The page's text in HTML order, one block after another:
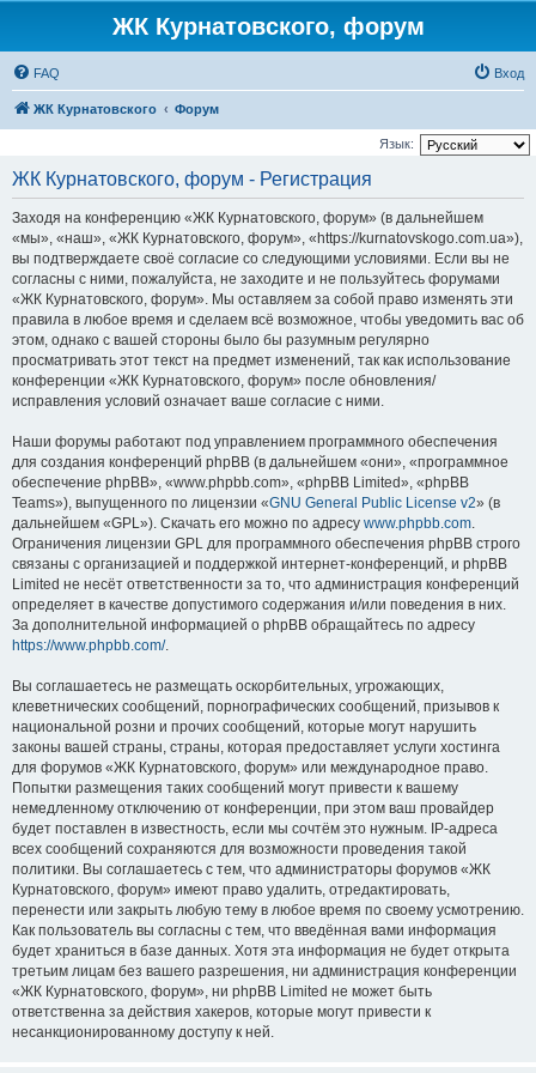
ЖК Курнатовского, форум
FAQ Вход
ЖК Курнатовского Форум
Язык:
ЖК Курнатовского, форум - Регистрация
Заходя на конференцию «ЖК Курнатовского, форум» (в дальнейшем
«мы», «наш», «ЖК Курнатовского, форум», «https://kurnatovskogo.com.ua»),
вы подтверждаете своё согласие со следующими условиями. Если вы не
согласны с ними, пожалуйста, не заходите и не пользуйтесь форумами
«ЖК Курнатовского, форум». Мы оставляем за собой право изменять эти
правила в любое время и сделаем всё возможное, чтобы уведомить вас об
этом, однако с вашей стороны было бы разумным регулярно
просматривать этот текст на предмет изменений, так как использование
конференции «ЖК Курнатовского, форум» после обновления/
исправления условий означает ваше согласие с ними.
Наши форумы работают под управлением программного обеспечения
для создания конференций phpBB (в дальнейшем «они», «программное
обеспечение phpBB», «www.phpbb.com», «phpBB Limited», «phpBB
Teams»), выпущенного по лицензии «GNU General Public License v2» (в
дальнейшем «GPL»). Скачать его можно по адресу www.phpbb.com.
Ограничения лицензии GPL для программного обеспечения phpBB строго
связаны с организацией и поддержкой интернет-конференций, и phpBB
Limited не несёт ответственности за то, что администрация конференций
определяет в качестве допустимого содержания и/или поведения в них.
За дополнительной информацией о phpBB обращайтесь по адресу
https://www.phpbb.com/.
Вы соглашаетесь не размещать оскорбительных, угрожающих,
клеветнических сообщений, порнографических сообщений, призывов к
национальной розни и прочих сообщений, которые могут нарушить
законы вашей страны, страны, которая предоставляет услуги хостинга
для форумов «ЖК Курнатовского, форум» или международное право.
Попытки размещения таких сообщений могут привести к вашему
немедленному отключению от конференции, при этом ваш провайдер
будет поставлен в известность, если мы сочтём это нужным. IP-адреса
всех сообщений сохраняются для возможности проведения такой
политики. Вы соглашаетесь с тем, что администраторы форумов «ЖК
Курнатовского, форум» имеют право удалить, отредактировать,
перенести или закрыть любую тему в любое время по своему усмотрению.
Как пользователь вы согласны с тем, что введённая вами информация
будет храниться в базе данных. Хотя эта информация не будет открыта
третьим лицам без вашего разрешения, ни администрация конференции
«ЖК Курнатовского, форум», ни phpBB Limited не может быть
ответственна за действия хакеров, которые могут привести к
несанкционированному доступу к ней.